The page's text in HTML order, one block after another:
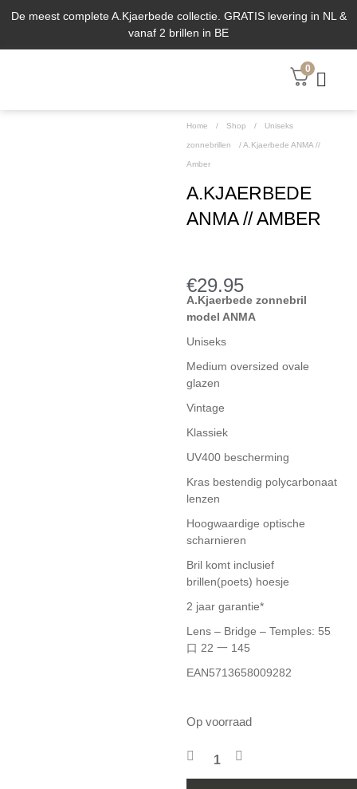
De meest complete A.Kjaerbede collectie. GRATIS levering in NL &
vanaf 2 brillen in BE
0
Home / Shop / Uniseks
zonnebrillen /A.Kjaerbede ANMA //
Amber
A.KJAERBEDE
ANMA // AMBER
€29.95
A.Kjaerbede zonnebril
model ANMA
Uniseks
Medium oversized ovale
glazen
Vintage
Klassiek
UV400 bescherming
Kras bestendig polycarbonaat
lenzen
Hoogwaardige optische
scharnieren
Bril komt inclusief
brillen(poets) hoesje
2 jaar garantie*
Lens – Bridge – Temples: 55
口 22 一 145
EAN5713658009282
Op voorraad